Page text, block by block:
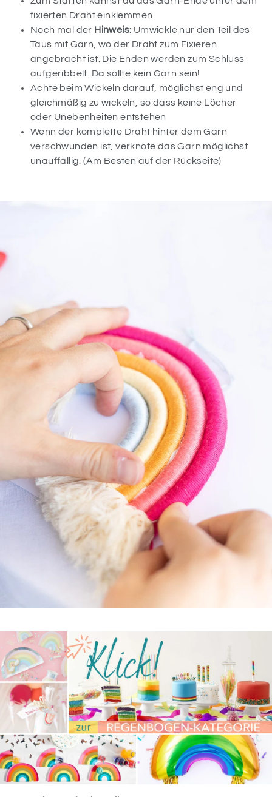
fixierten Draht einklemmen
Noch mal der Hinweis: Umwickle nur den Teil des
Taus mit Garn, wo der Draht zum Fixieren
angebracht ist. Die Enden werden zum Schluss
aufgeribbelt. Da sollte kein Garn sein!
Achte beim Wickeln darauf, möglichst eng und
gleichmäßig zu wickeln, so dass keine Löcher
oder Unebenheiten entstehen
Wenn der komplette Draht hinter dem Garn
verschwunden ist, verknote das Garn möglichst
unauffällig. (Am Besten auf der Rückseite)